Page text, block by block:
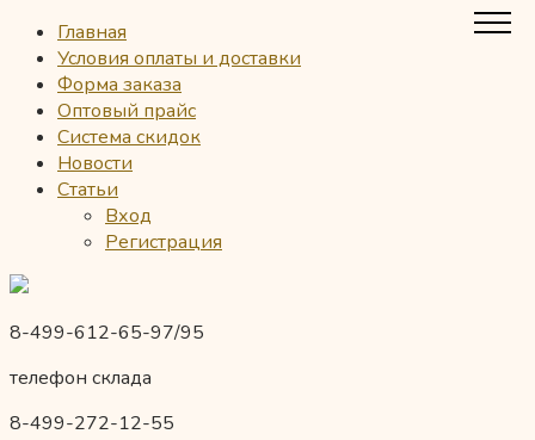
Главная
Условия оплаты и доставки
Форма заказа
Оптовый прайс
Система скидок
Новости
Статьи
Вход
Регистрация
8-499-612-65-97/95
телефон склада
8-499-272-12-55